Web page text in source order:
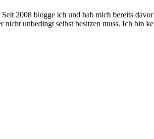
2008 blogge ich und hab mich bereits
nicht unbedingt selbst besitzen muss. Ich bin